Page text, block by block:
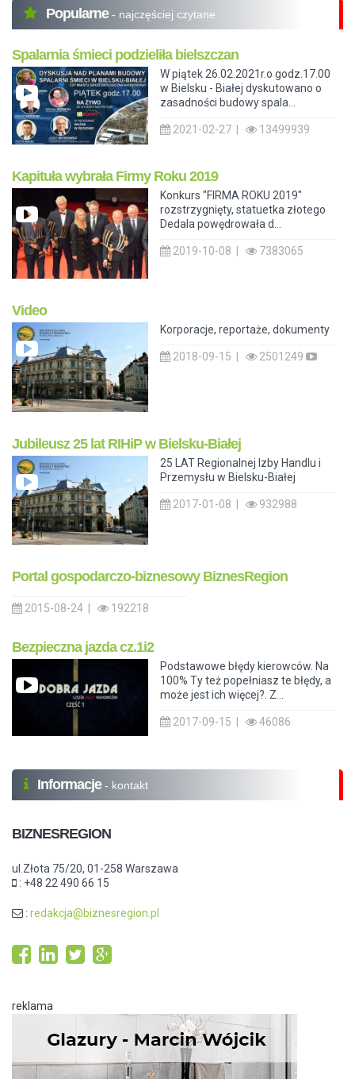
Popularne - najczęściej czytane
Spalarnia śmieci podzieliła bielszczan
W piątek 26.02.2021r.o godz.17.00
w Bielsku - Białej dyskutowano o
zasadności budowy spala...
2021-02-27 | 13499939
Kapituła wybrała Firmy Roku 2019
Konkurs "FIRMA ROKU 2019"
rozstrzygnięty, statuetka złotego
Dedala powędrowała d...
2019-10-08 | 7383065
Video
Korporacje, reportaże, dokumenty
2018-09-15 | 2501249
Jubileusz 25 lat RIHiP w Bielsku-Białej
25 LAT Regionalnej Izby Handlu i
Przemysłu w Bielsku-Białej
2017-01-08 | 932988
Portal gospodarczo-biznesowy BiznesRegion
2015-08-24 | 192218
Bezpieczna jazda cz.1i2
Podstawowe błędy kierowców. Na
100% Ty też popełniasz te błędy, a
może jest ich więcej?. Z...
2017-09-15 | 46086
Informacje - kontakt
BIZNESREGION
ul.Złota 75/20, 01-258 Warszawa
: +48 22 490 66 15
: redakcja@biznesregion.pl
reklama